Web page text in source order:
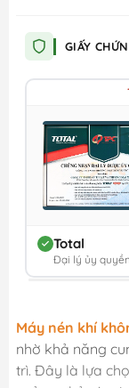
GIẤY
Total
Đại lý ủy quyền
Máy nén khí
nhờ khả năng
trì. Đây là lựa